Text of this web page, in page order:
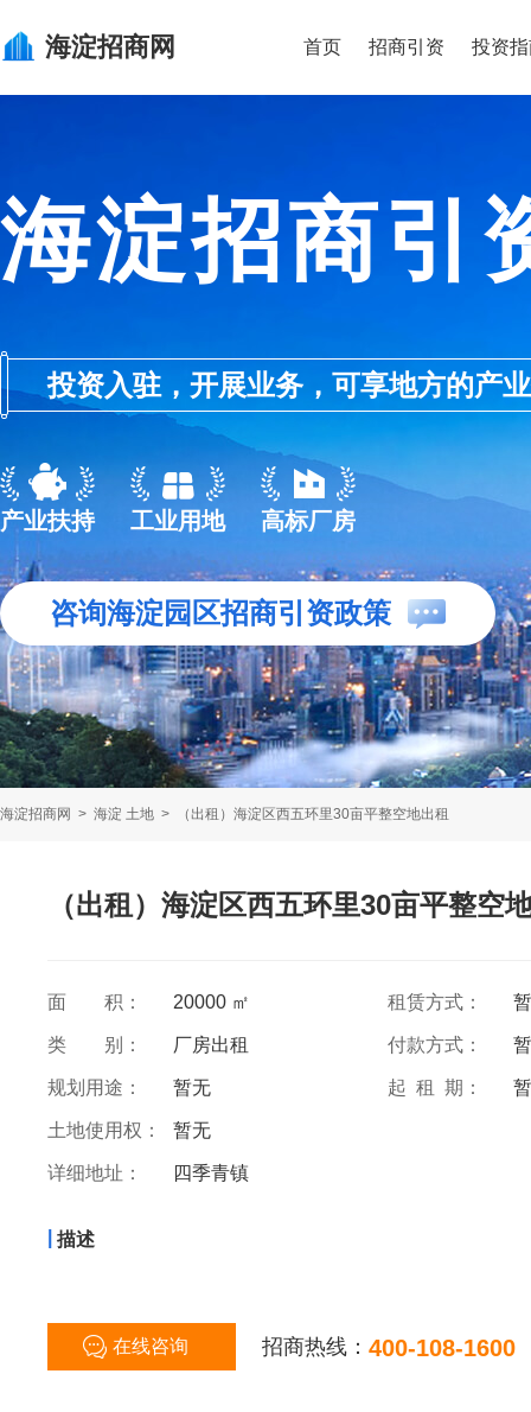
海淀招商网 首页 招商引资 投资
海淀招商引
投资入驻，开展业务，可享地方的产
产业扶持 工业用地 高标厂房
咨询海淀园区招商引资政策
海淀招商网 > 海淀 土地 > （出租）海淀区西五环里30亩平整空地出租
（出租）海淀区西五环里30亩平整空
面 积： 20000 ㎡ 租赁方式：
类 别： 厂房出租 付款方式：
规划用途： 暂无 起 租 期：
土地使用权： 暂无
详细地址： 四季青镇
描述
在线咨询 招商热线： 400-108-1600